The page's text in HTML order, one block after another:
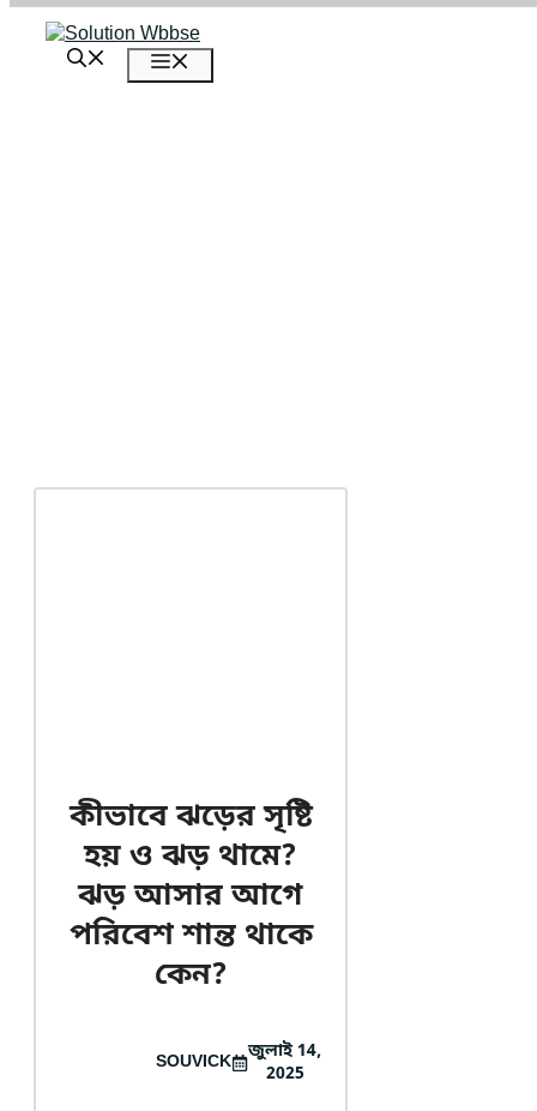
এড়িেয়
লেখায়
কীভাবে ঝড়ের সৃষ্টি
হয় ও ঝড় থামে?
ঝড় আসার আগে
পরিবেশ শান্ত থাকে
কেন?
SOUVICK
জুলাই 14,
2025